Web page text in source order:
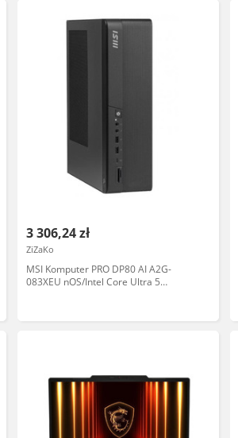
3 306,24 zł
ZiZaKo
MSI Komputer PRO DP80 AI A2G-
083XEU nOS/Intel Core Ultra 5